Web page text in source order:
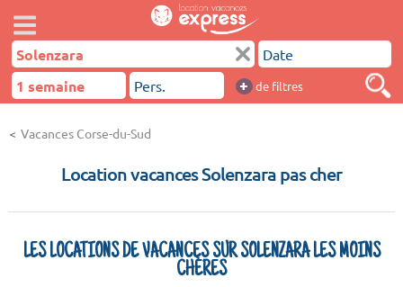
+ de filtres
Vacances Corse-du-Sud
Location vacances Solenzara pas cher
LES LOCATIONS DE VACANCES SUR SOLENZARA LES MOINS
CHÈRES